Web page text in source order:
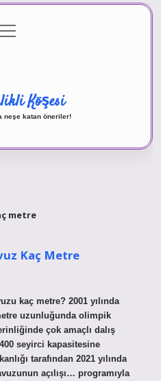
menüyü
aç
Köşesi
neşe katan öneriler!
metre
Kaç Metre
kaç metre? 2001 yılında
uzunluğunda olimpik
çok amaçlı dalış
seyirci kapasitesine
tarafından 2021 yılında
açılışı… programıyla